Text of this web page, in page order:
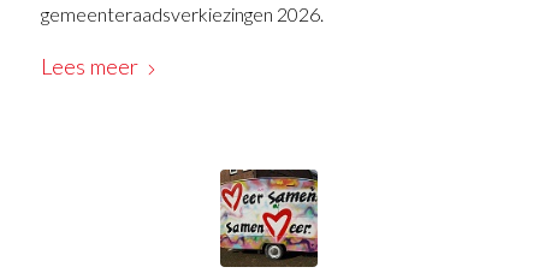
gemeenteraadsverkiezingen 2026.
Lees meer